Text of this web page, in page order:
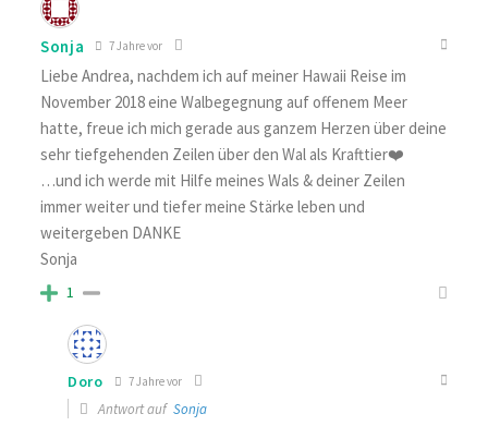
Sonja 7 Jahre vor
Liebe Andrea, nachdem ich auf meiner Hawaii Reise im
November 2018 eine Walbegegnung auf offenem Meer
hatte, freue ich mich gerade aus ganzem Herzen über deine
sehr tiefgehenden Zeilen über den Wal als Krafttier❤️
…und ich werde mit Hilfe meines Wals & deiner Zeilen
immer weiter und tiefer meine Stärke leben und
weitergeben DANKE
Sonja
1
Doro 7 Jahre vor
Antwort auf Sonja